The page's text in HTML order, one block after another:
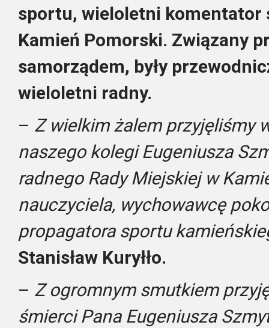
sportu, wieloletni komentator
Kamień Pomorski. Związany
samorządem, były
wieloletni radny.
– Z wielkim żalem przyjęliśmy
naszego kolegi Eugeniusza
radnego Rady Miejskiej w
nauczyciela, wychowawcę
propagatora sportu
Stanisław Kuryłło.
– Z ogromnym smutkiem
śmierci Pana Eugeniusza